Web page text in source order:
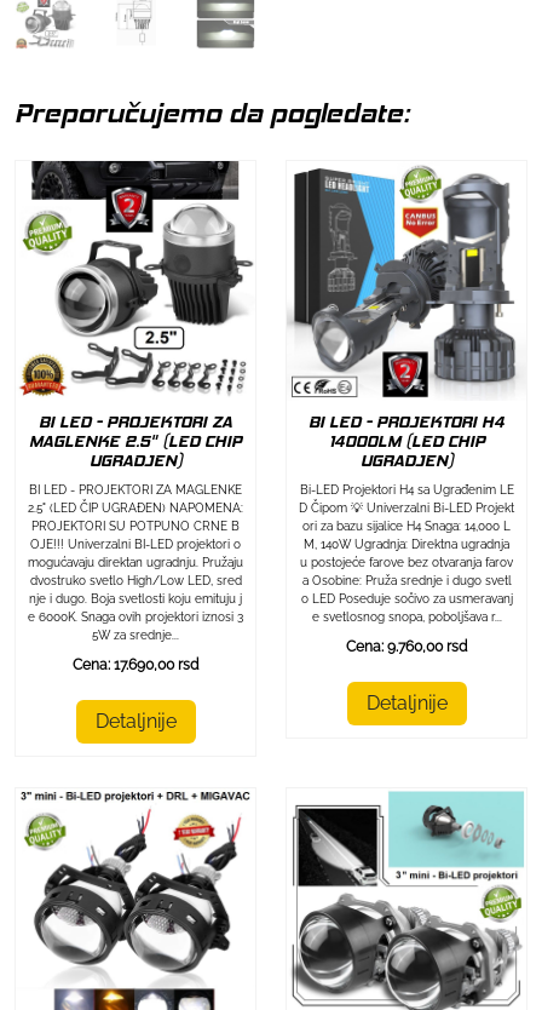
Preporučujemo da pogledate:
BI LED - PROJEKTORI ZA
MAGLENKE 2.5" (LED CHIP
UGRADJEN)
BI LED - PROJEKTORI ZA MAGLENKE
2.5" (LED ČIP UGRAĐEN) NAPOMENA:
PROJEKTORI SU POTPUNO CRNE B
OJE!!! Univerzalni BI-LED projektori o
mogućavaju direktan ugradnju. Pružaju
dvostruko svetlo High/Low LED, sred
nje i dugo. Boja svetlosti koju emituju j
e 6000K. Snaga ovih projektori iznosi 3
5W za srednje...
Cena: 17.690,00 rsd
Detaljnije
BI LED - PROJEKTORI H4
14000LM (LED CHIP
UGRADJEN)
Bi-LED Projektori H4 sa Ugrađenim LE
D Čipom 💡 Univerzalni Bi-LED Projekt
ori za bazu sijalice H4 Snaga: 14,000 L
M, 140W Ugradnja: Direktna ugradnja
u postojeće farove bez otvaranja farov
a Osobine: Pruža srednje i dugo svetl
o LED Poseduje sočivo za usmeravanj
e svetlosnog snopa, poboljšava r...
Cena: 9.760,00 rsd
Detaljnije